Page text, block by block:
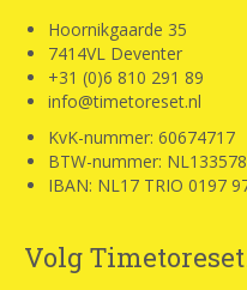
Hoornikgaarde 35
7414VL Deventer
+31 (0)6 810 291 89
info@timetoreset.nl
KvK-nummer: 60674717
BTW-nummer:
IBAN: NL17 TRIO 0197
Volg